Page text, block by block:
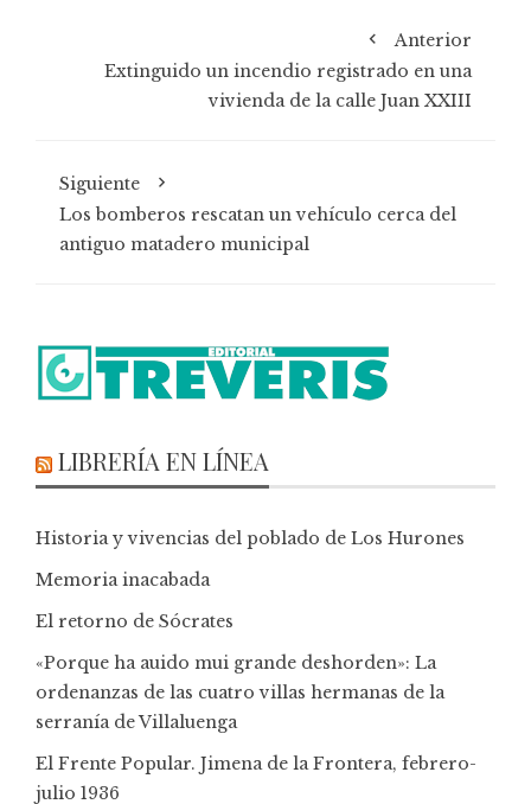
Anterior
Extinguido un incendio registrado en una
vivienda de la calle Juan XXIII
Siguiente
Los bomberos rescatan un vehículo cerca del
antiguo matadero municipal
LIBRERÍA EN LÍNEA
Historia y vivencias del poblado de Los Hurones
Memoria inacabada
El retorno de Sócrates
«Porque ha auido mui grande deshorden»: La
ordenanzas de las cuatro villas hermanas de la
serranía de Villaluenga
El Frente Popular. Jimena de la Frontera, febrero-
julio 1936